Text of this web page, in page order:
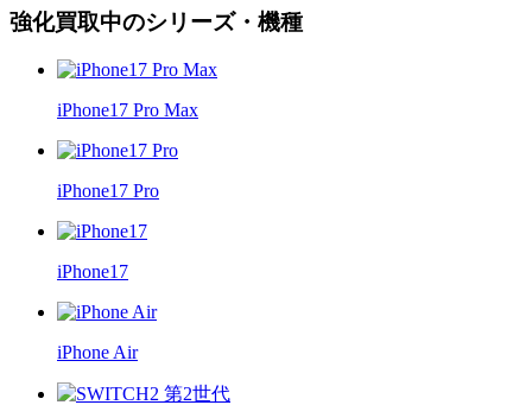
強化買取中のシリーズ・機種
iPhone17 Pro Max
iPhone17 Pro
iPhone17
iPhone Air